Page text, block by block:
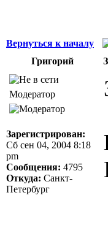
Вернуться к началу
Григорий
Модератор
Зарегистрирован:
Сб сен 04, 2004 8:18
pm
Сообщения: 4795
Откуда: Санкт-
Петербург